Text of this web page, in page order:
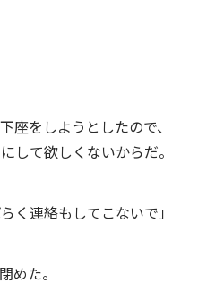
座をしようとしたので、
して欲しくないからだ。
連絡もしてこないで」
めた。